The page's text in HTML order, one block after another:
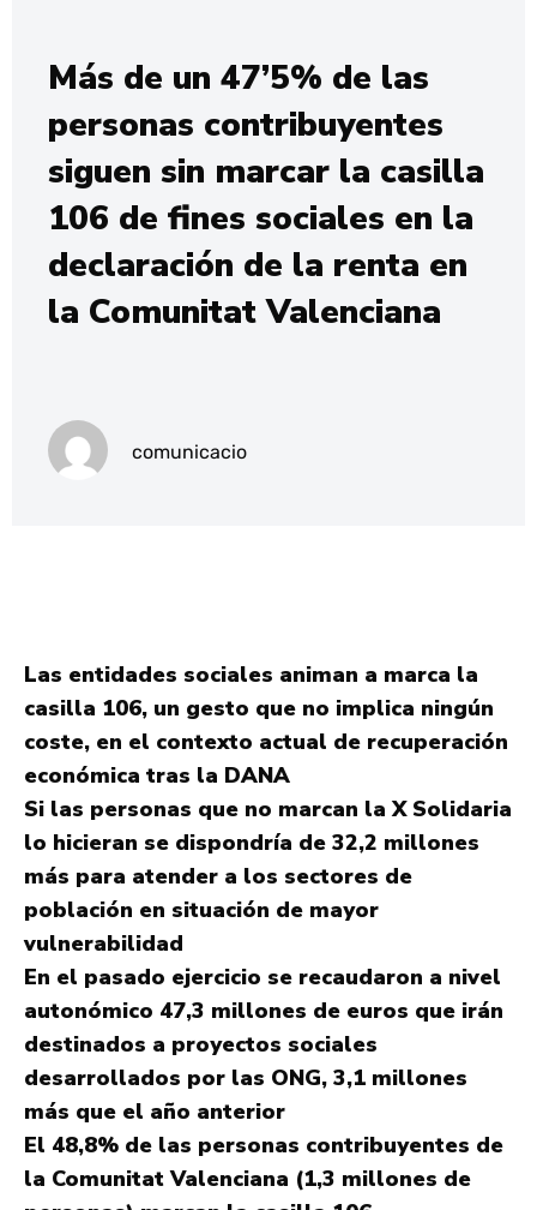
Más de un 47’5% de las
personas contribuyentes
siguen sin marcar la casilla
106 de fines sociales en la
declaración de la renta en
la Comunitat Valenciana
comunicacio
Las entidades sociales animan a marca la
casilla 106, un gesto que no implica ningún
coste, en el contexto actual de recuperación
económica tras la DANA
Si las personas que no marcan la X Solidaria
lo hicieran se dispondría de 32,2 millones
más para atender a los sectores de
población en situación de mayor
vulnerabilidad
En el pasado ejercicio se recaudaron a nivel
autonómico 47,3 millones de euros que irán
destinados a proyectos sociales
desarrollados por las ONG, 3,1 millones
más que el año anterior
El 48,8% de las personas contribuyentes de
la Comunitat Valenciana (1,3 millones de